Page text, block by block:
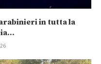
in tutta la